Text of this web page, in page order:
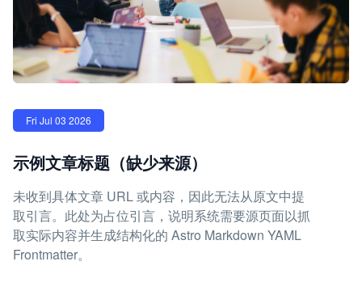
Fri Jul 03 2026
示例文章标题（缺少来源）
未收到具体文章 URL 或内容，因此无法从原文中提
取引言。此处为占位引言，说明系统需要源页面以抓
取实际内容并生成结构化的 Astro Markdown YAML
Frontmatter。